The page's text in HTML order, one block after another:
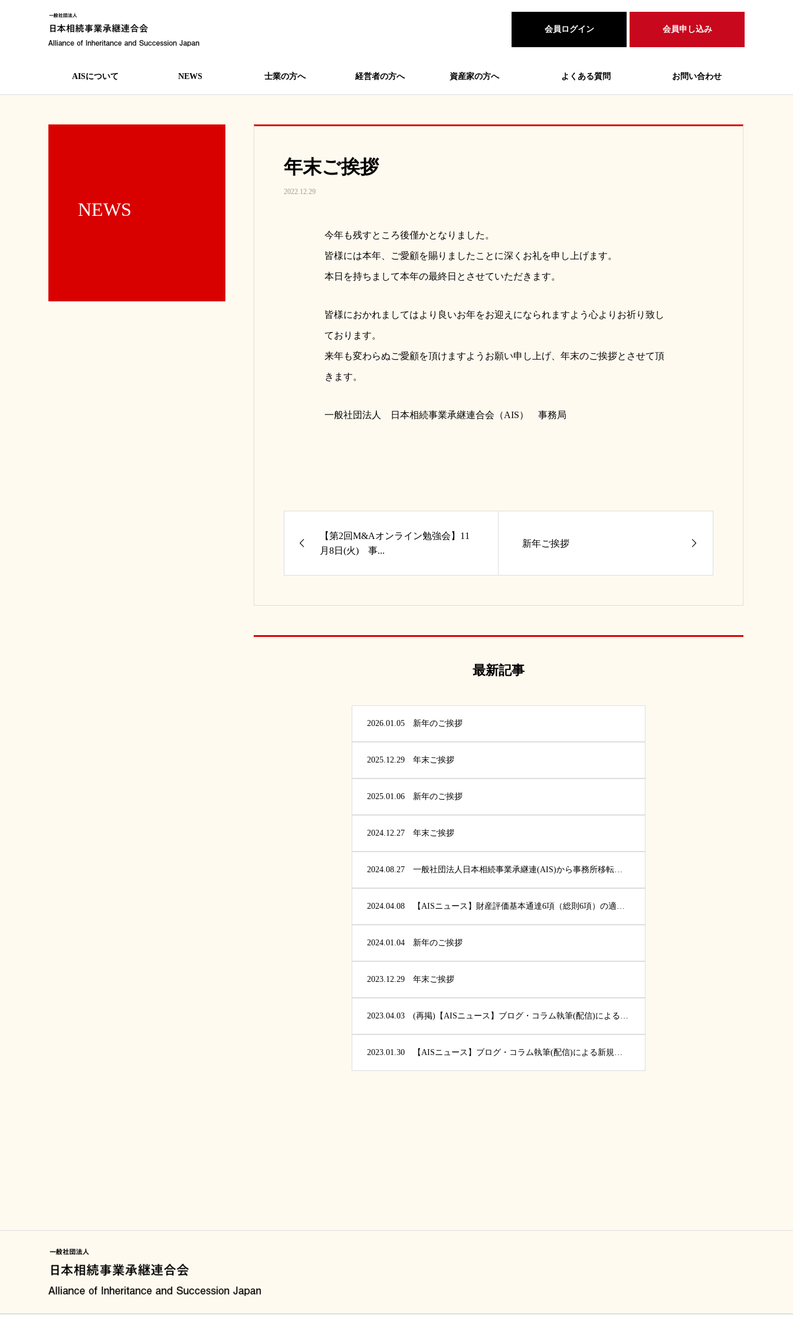
会員ログイン 会員申し込み
AISについて NEWS 士業の方へ 経営者の方へ 資産家の方へ よくある質問 お問い合わせ
NEWS
年末ご挨拶
2022.12.29
今年も残すところ後僅かとなりました。
皆様には本年、ご愛顧を賜りましたことに深くお礼を申し上げます。
本日を持ちまして本年の最終日とさせていただきます。
皆様におかれましてはより良いお年をお迎えになられますよう心よりお祈り致し
ております。
来年も変わらぬご愛顧を頂けますようお願い申し上げ、年末のご挨拶とさせて頂
きます。
一般社団法人 日本相続事業承継連合会（AIS） 事務局
【第2回M&Aオンライン勉強会】11
月8日(火) 事...
新年ご挨拶
最新記事
2026.01.05 新年のご挨拶
2025.12.29 年末ご挨拶
2025.01.06 新年のご挨拶
2024.12.27 年末ご挨拶
2024.08.27 一般社団法人日本相続事業承継連(AIS)から事務所移転のご案内です。
2024.04.08 【AISニュース】財産評価基本通達6項（総則6項）の適用が否認された事例【東京地裁判決...
2024.01.04 新年のご挨拶
2023.12.29 年末ご挨拶
2023.04.03 (再掲)【AISニュース】ブログ・コラム執筆(配信)による新規顧問先獲得・事務所PRの...
2023.01.30 【AISニュース】ブログ・コラム執筆(配信)による新規顧問先獲得・事務所PRの機会をご...